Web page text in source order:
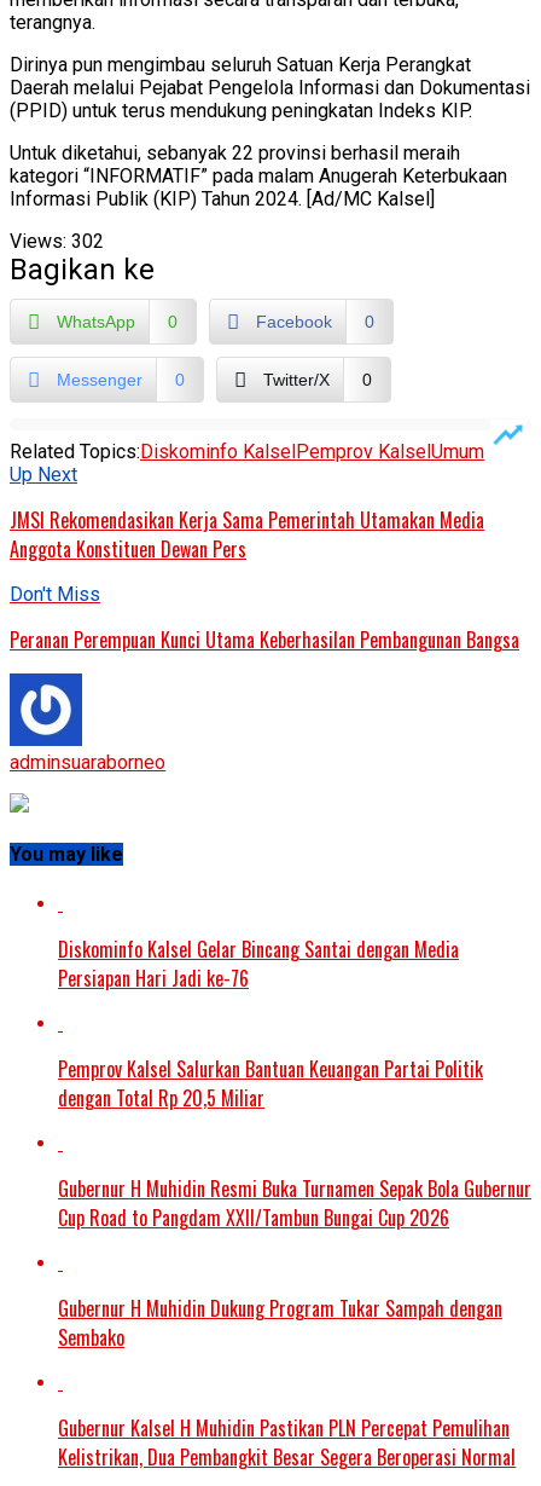
terangnya.
Dirinya pun mengimbau seluruh Satuan Kerja Perangkat
Daerah melalui Pejabat Pengelola Informasi dan Dokumentasi
(PPID) untuk terus mendukung peningkatan Indeks KIP.
Untuk diketahui, sebanyak 22 provinsi berhasil meraih
kategori “INFORMATIF” pada malam Anugerah Keterbukaan
Informasi Publik (KIP) Tahun 2024. [Ad/MC Kalsel]
Views: 302
Bagikan ke
WhatsApp 0 Facebook 0
Messenger 0 Twitter/X 0
Related Topics:Diskominfo KalselPemprov KalselUmum
Up Next
JMSI Rekomendasikan Kerja Sama Pemerintah Utamakan Media
Anggota Konstituen Dewan Pers
Don't Miss
Peranan Perempuan Kunci Utama Keberhasilan Pembangunan Bangsa
adminsuaraborneo
You may like
Diskominfo Kalsel Gelar Bincang Santai dengan Media
Persiapan Hari Jadi ke-76
Pemprov Kalsel Salurkan Bantuan Keuangan Partai Politik
dengan Total Rp 20,5 Miliar
Gubernur H Muhidin Resmi Buka Turnamen Sepak Bola Gubernur
Cup Road to Pangdam XXII/Tambun Bungai Cup 2026
Gubernur H Muhidin Dukung Program Tukar Sampah dengan
Sembako
Gubernur Kalsel H Muhidin Pastikan PLN Percepat Pemulihan
Kelistrikan, Dua Pembangkit Besar Segera Beroperasi Normal